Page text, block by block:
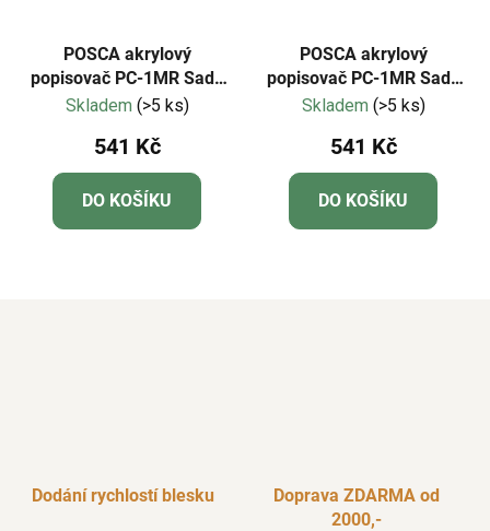
POSCA akrylový
popisovač PC-1MR Sada
pastelových barev 8 kusů
Skladem (>5 ks)
541 Kč
DO KOŠÍKU
POSCA akrylový
popisovač PC-1MR Sada
základních barev 8 kusů
Skladem (>5 ks)
541 Kč
DO KOŠÍKU
Dodání rychlostí blesku
Doprava ZDARMA od
2000,-